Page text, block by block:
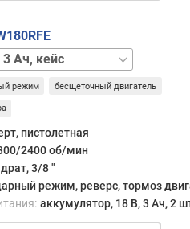
режим бесщеточный двигатель
пистолетная
2400 об/мин
3/8 "
режим, реверс, тормоз
аккумулятор, 18 В, 3 Ач, 2